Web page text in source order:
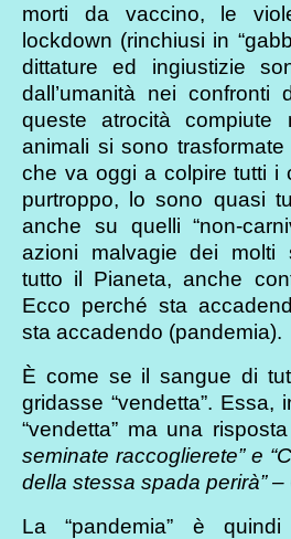
morti da vaccino, le
lockdown (rinchiusi in
dittature ed ingiustizie
dall’umanità nei confronti
queste atrocità compiute
animali si sono trasformate
che va oggi a colpire tutti i
purtroppo, lo sono quasi
anche su quelli “non-
azioni malvagie dei molti
tutto il Pianeta, anche
Ecco perché sta
sta accadendo (pandemia).
È come se il sangue di
gridasse “vendetta”. Essa,
“vendetta” ma una
seminate raccoglierete” e
della stessa spada perirà” –
La “pandemia” è quindi